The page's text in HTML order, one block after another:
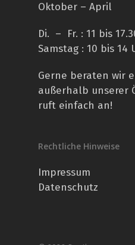
Oktober – April
Di. – Fr. : 11 bis
Samstag : 10 bis 14
Gerne beraten wir
außerhalb unserer
ruft einfach an!
Rechtliche Hinweise
Impressum
Datenschutz